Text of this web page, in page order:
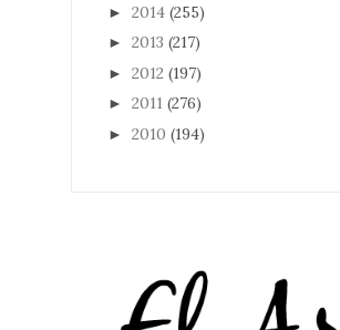
► 2014 (255)
► 2013 (217)
► 2012 (197)
► 2011 (276)
► 2010 (194)